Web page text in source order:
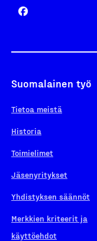
Suomalainen työ
Tietoa meistä
Historia
Toimielimet
Jäsenyritykset
Yhdistyksen säännöt
Merkkien kriteerit ja
käyttöehdot